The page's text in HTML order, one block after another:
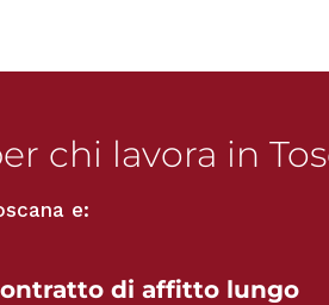
chi lavora in
e:
di affitto lungo